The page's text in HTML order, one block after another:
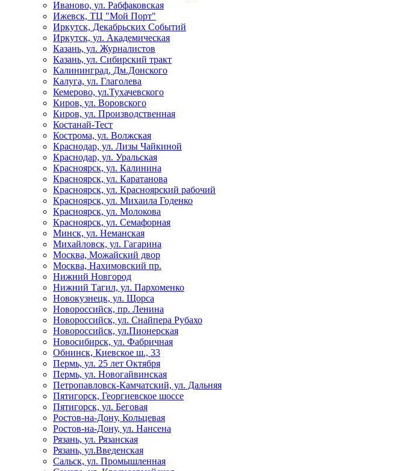
Иваново, ул. Рабфаковская
Ижевск, ТЦ "Мой Порт"
Иркутск, Декабрьских Событий
Иркутск, ул. Академическая
Казань, ул. Журналистов
Казань, ул. Сибирский тракт
Калининград, Дм.Донского
Калуга, ул. Глаголева
Кемерово, ул.Тухачевского
Киров, ул. Воровского
Киров, ул. Производственная
Костанай-Тест
Кострома, ул. Волжская
Краснодар, ул. Лизы Чайкиной
Краснодар, ул. Уральская
Красноярск, ул. Калинина
Красноярск, ул. Каратанова
Красноярск, ул. Красноярский рабочий
Красноярск, ул. Михаила Годенко
Красноярск, ул. Молокова
Красноярск, ул. Семафорная
Минск, ул. Неманская
Михайловск, ул. Гагарина
Москва, Можайский двор
Москва, Нахимовский пр.
Нижний Новгород
Нижний Тагил, ул. Пархоменко
Новокузнецк, ул. Щорса
Новороссийск, пр. Ленина
Новороссийск, ул. Снайпера Рубахо
Новороссийск, ул.Пионерская
Новосибирск, ул. Фабричная
Обнинск, Киевское ш., 33
Пермь, ул. 25 лет Октября
Пермь, ул. Новогайвинская
Петропавловск-Камчатский, ул. Дальняя
Пятигорск, Георгиевское шоссе
Пятигорск, ул. Беговая
Ростов-на-Дону, Кольцевая
Ростов-на-Дону, ул. Нансена
Рязань, ул. Рязанская
Рязань, ул.Введенская
Сальск, ул. Промышленная